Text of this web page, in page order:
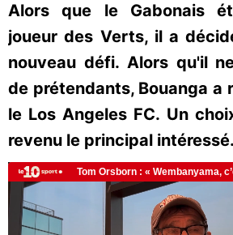
Alors que le Gabonais
joueur des Verts, il a
nouveau défi. Alors qu'il
de prétendants, Bouanga a
le Los Angeles FC. Un
revenu le principal intéressé.